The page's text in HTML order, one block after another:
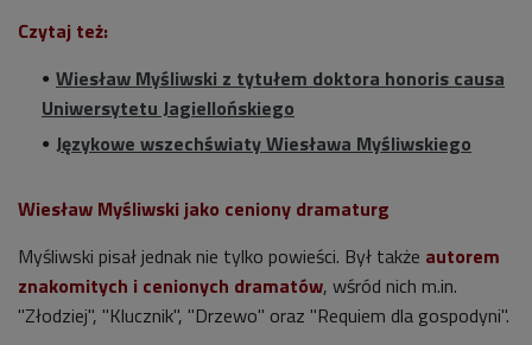
Czytaj też:
Wiesław Myśliwski z tytułem doktora honoris causa
Uniwersytetu Jagiellońskiego
Językowe wszechświaty Wiesława Myśliwskiego
Wiesław Myśliwski jako ceniony dramaturg
Myśliwski pisał jednak nie tylko powieści. Był także autorem
znakomitych i cenionych dramatów, wśród nich m.in.
"Złodziej", "Klucznik", "Drzewo" oraz "Requiem dla gospodyni".